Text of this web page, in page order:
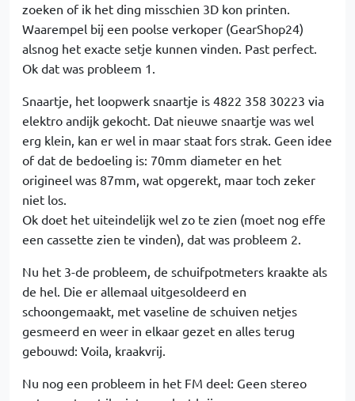
zoeken of ik het ding misschien 3D kon printen.
Waarempel bij een poolse verkoper (GearShop24)
alsnog het exacte setje kunnen vinden. Past perfect.
Ok dat was probleem 1.
Snaartje, het loopwerk snaartje is 4822 358 30223 via
elektro andijk gekocht. Dat nieuwe snaartje was wel
erg klein, kan er wel in maar staat fors strak. Geen idee
of dat de bedoeling is: 70mm diameter en het
origineel was 87mm, wat opgerekt, maar toch zeker
niet los.
Ok doet het uiteindelijk wel zo te zien (moet nog effe
een cassette zien te vinden), dat was probleem 2.
Nu het 3-de probleem, de schuifpotmeters kraakte als
de hel. Die er allemaal uitgesoldeerd en
schoongemaakt, met vaseline de schuiven netjes
gesmeerd en weer in elkaar gezet en alles terug
gebouwd: Voila, kraakvrij.
Nu nog een probleem in het FM deel: Geen stereo